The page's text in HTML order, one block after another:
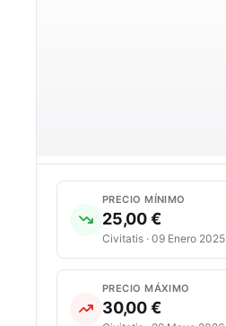
PRECIO MÍNIMO
25,00 €
Civitatis · 09 Enero 2025
PRECIO MÁXIMO
30,00 €